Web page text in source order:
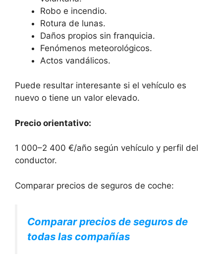
Robo e incendio.
Rotura de lunas.
Daños propios sin franquicia.
Fenómenos meteorológicos.
Actos vandálicos.
Puede resultar interesante si el vehículo es
nuevo o tiene un valor elevado.
Precio orientativo:
1 000–2 400 €/año según vehículo y perfil del
conductor.
Comparar precios de seguros de coche:
Comparar precios de seguros de
todas las compañías